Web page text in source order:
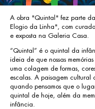
A obra "Quintal" fez parte
Elogio da Linha", com
e exposta na Galeria Casa.
“Quintal” é o quintal da
ideia de que nossas
uma colagem de formas,
escalas. A paisagem cultural
quando pensamos que o
quintal de hoje, além da
infância.